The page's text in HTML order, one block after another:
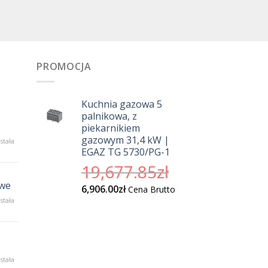
PROMOCJA
Kuchnia gazowa 5
palnikowa, z
piekarnikiem
gazowym 31,4 kW |
EGAZ TG 5730/PG-1
19,677.85zł
wynosiła:
6,906.00złAktualna
Cena Brutto